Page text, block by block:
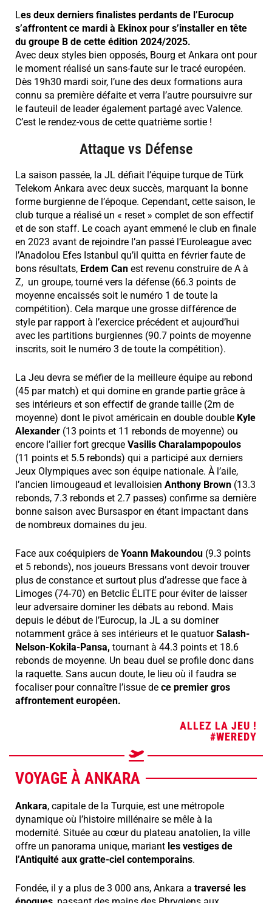
Les deux derniers finalistes perdants de l’Eurocup
s’affrontent ce mardi à Ekinox pour s’installer en tête
du groupe B de cette édition 2024/2025.
Avec deux styles bien opposés, Bourg et Ankara ont pour
le moment réalisé un sans-faute sur le tracé européen.
Dès 19h30 mardi soir, l’une des deux formations aura
connu sa première défaite et verra l’autre poursuivre sur
le fauteuil de leader également partagé avec Valence.
C’est le rendez-vous de cette quatrième sortie !
Attaque vs Défense
La saison passée, la JL défiait l’équipe turque de Türk
Telekom Ankara avec deux succès, marquant la bonne
forme burgienne de l’époque. Cependant, cette saison, le
club turque a réalisé un « reset » complet de son effectif
et de son staff. Le coach ayant emmené le club en finale
en 2023 avant de rejoindre l’an passé l’Euroleague avec
l’Anadolou Efes Istanbul qu’il quitta en février faute de
bons résultats, Erdem Can est revenu construire de A à
Z, un groupe, tourné vers la défense (66.3 points de
moyenne encaissés soit le numéro 1 de toute la
compétition). Cela marque une grosse différence de
style par rapport à l’exercice précédent et aujourd’hui
avec les partitions burgiennes (90.7 points de moyenne
inscrits, soit le numéro 3 de toute la compétition).
La Jeu devra se méfier de la meilleure équipe au rebond
(45 par match) et qui domine en grande partie grâce à
ses intérieurs et son effectif de grande taille (2m de
moyenne) dont le pivot américain en double double Kyle
Alexander (13 points et 11 rebonds de moyenne) ou
encore l’ailier fort grecque Vasilis Charalampopoulos
(11 points et 5.5 rebonds) qui a participé aux derniers
Jeux Olympiques avec son équipe nationale. À l’aile,
l’ancien limougeaud et levalloisien Anthony Brown (13.3
rebonds, 7.3 rebonds et 2.7 passes) confirme sa dernière
bonne saison avec Bursaspor en étant impactant dans
de nombreux domaines du jeu.
Face aux coéquipiers de Yoann Makoundou (9.3 points
et 5 rebonds), nos joueurs Bressans vont devoir trouver
plus de constance et surtout plus d’adresse que face à
Limoges (74-70) en Betclic ÉLITE pour éviter de laisser
leur adversaire dominer les débats au rebond. Mais
depuis le début de l’Eurocup, la JL a su dominer
notamment grâce à ses intérieurs et le quatuorSalash-
Nelson-Kokila-Pansa, tournant à 44.3 points et 18.6
rebonds de moyenne. Un beau duel se profile donc dans
la raquette. Sans aucun doute, le lieu où il faudra se
focaliser pour connaître l’issue de ce premier gros
affrontement européen.
ALLEZ LA JEU !
#WEREDY
VOYAGE À ANKARA
Ankara, capitale de la Turquie, est une métropole
dynamique où l’histoire millénaire se mêle à la
modernité. Située au cœur du plateau anatolien, la ville
offre un panorama unique, mariant les vestiges de
l’Antiquité aux gratte-ciel contemporains.
Fondée, il y a plus de 3 000 ans, Ankara a traversé les